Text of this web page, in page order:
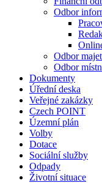
Odbor
Odbor
Odbor
Dokumenty
Úřední deska
Veřejné zakázky
Czech POINT
Územní plán
Volby
Dotace
Sociální služby
Odpady
Životní situace